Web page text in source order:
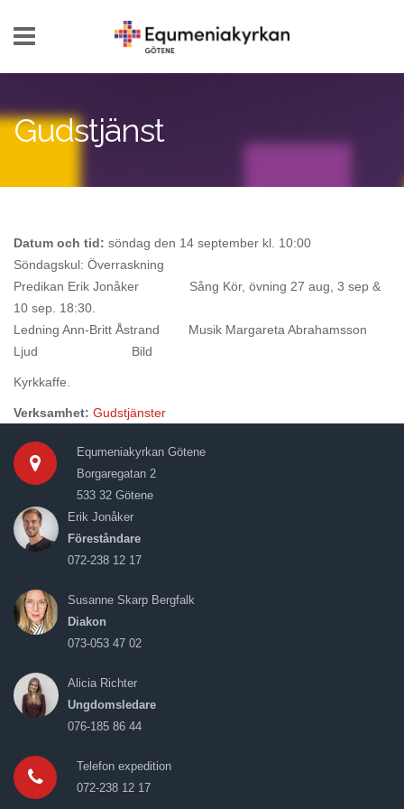
Gudstjänst
Datum och tid: söndag den 14 september kl. 10:00
Söndagskul: Överraskning
Predikan Erik Jonåker Sång Kör, övning 27 aug, 3 sep &
10 sep. 18:30.
Ledning Ann-Britt Åstrand Musik Margareta Abrahamsson
Ljud Bild
Kyrkkaffe.
Verksamhet: Gudstjänster
Equmeniakyrkan Götene
Borgaregatan 2
533 32 Götene
Erik Jonåker
Föreståndare
072-238 12 17
Susanne Skarp Bergfalk
Diakon
073-053 47 02
Alicia Richter
Ungdomsledare
076-185 86 44
Telefon expedition
072-238 12 17